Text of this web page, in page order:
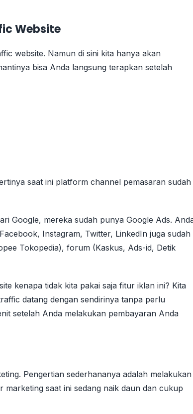
Website
website. Namun di sini kita hanya akan
bisa Anda langsung terapkan setelah
saat ini platform channel pemasaran sudah
Google, mereka sudah punya Google Ads.
Instagram, Twitter, LinkedIn juga sudah
Tokopedia), forum (Kaskus, Ads-id, Detik
kenapa tidak kita pakai saja fitur iklan ini? Kita
datang dengan sendirinya tanpa perlu
setelah Anda melakukan pembayaran Anda
Pengertian sederhananya adalah melakukan
saat ini sedang naik daun dan cukup